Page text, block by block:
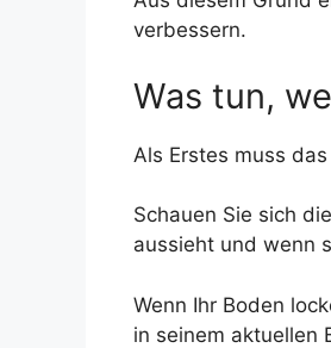
verbessern.
Was tun,
Als Erstes muss
Schauen Sie sich
aussieht und wenn
Wenn Ihr Boden
in seinem aktuellen